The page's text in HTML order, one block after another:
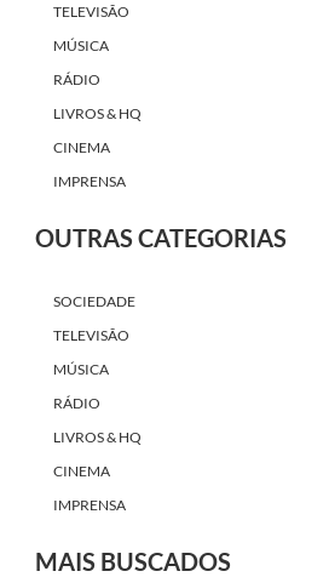
TELEVISÃO
MÚSICA
RÁDIO
LIVROS & HQ
CINEMA
IMPRENSA
OUTRAS CATEGORIAS
SOCIEDADE
TELEVISÃO
MÚSICA
RÁDIO
LIVROS & HQ
CINEMA
IMPRENSA
MAIS BUSCADOS